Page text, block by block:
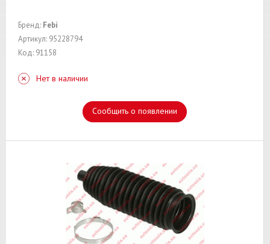
Бренд: Febi
Артикул: 95228794
Код: 91158
Нет в наличии
Сообщить о появлении